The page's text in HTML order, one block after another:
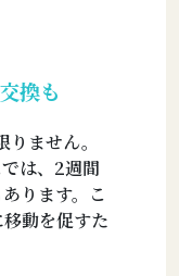
換も
ません。
は、2週間
ります。こ
動を促すた